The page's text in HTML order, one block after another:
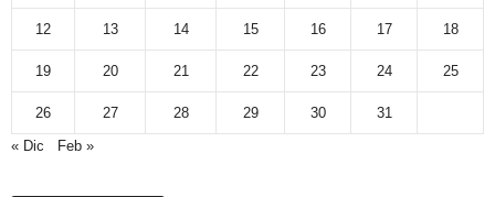
12 13 14 15 16 17 18
19 20 21 22 23 24 25
26 27 28 29 30
31
« Dic
Feb »